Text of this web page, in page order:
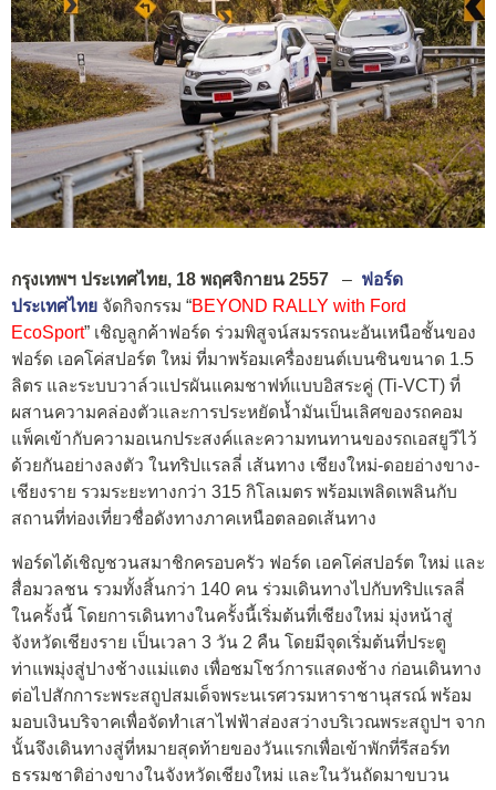
กรุงเทพฯ ประเทศไทย, 18 พฤศจิกายน 2557 – ฟอร์ด
ประเทศไทย จัดกิจกรรม “BEYOND RALLY with Ford
EcoSport” เชิญลูกค้าฟอร์ด ร่วมพิสูจน์สมรรถนะอันเหนือชั้นของ
ฟอร์ด เอคโค่สปอร์ต ใหม่ ที่มาพร้อมเครื่องยนต์เบนซินขนาด 1.5
ลิตร และระบบวาล์วแปรผันแคมชาฟท์แบบอิสระคู่ (Ti-VCT) ที่
ผสานความคล่องตัวและการประหยัดน้ำมันเป็นเลิศของรถคอม
แพ็คเข้ากับความอเนกประสงค์และความทนทานของรถเอสยูวีไว้
ด้วยกันอย่างลงตัว ในทริปแรลลี่ เส้นทาง เชียงใหม่-ดอยอ่างขาง-
เชียงราย รวมระยะทางกว่า 315 กิโลเมตร พร้อมเพลิดเพลินกับ
สถานที่ท่องเที่ยวชื่อดังทางภาคเหนือตลอดเส้นทาง
ฟอร์ดได้เชิญชวนสมาชิกครอบครัว ฟอร์ด เอคโค่สปอร์ต ใหม่ และ
สื่อมวลชน รวมทั้งสิ้นกว่า 140 คน ร่วมเดินทางไปกับทริปแรลลี่
ในครั้งนี้ โดยการเดินทางในครั้งนี้เริ่มต้นที่เชียงใหม่ มุ่งหน้าสู่
จังหวัดเชียงราย เป็นเวลา 3 วัน 2 คืน โดยมีจุดเริ่มต้นที่ประตู
ท่าแพมุ่งสู่ปางช้างแม่แตง เพื่อชมโชว์การแสดงช้าง ก่อนเดินทาง
ต่อไปสักการะพระสถูปสมเด็จพระนเรศวรมหาราชานุสรณ์ พร้อม
มอบเงินบริจาคเพื่อจัดทำเสาไฟฟ้าส่องสว่างบริเวณพระสถูปฯ จาก
นั้นจึงเดินทางสู่ที่หมายสุดท้ายของวันแรกเพื่อเข้าพักที่รีสอร์ท
ธรรมชาติอ่างขางในจังหวัดเชียงใหม่ และในวันถัดมาขบวน